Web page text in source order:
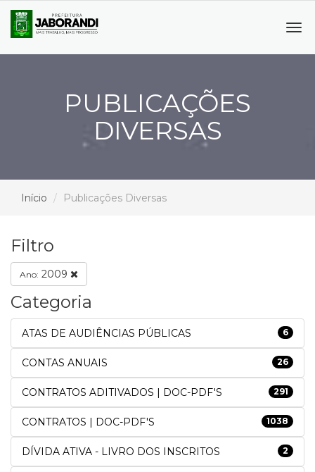
PUBLICAÇÕES
DIVERSAS
Início Publicações Diversas
Filtro
Ano: 2009
Categoria
ATAS DE AUDIÊNCIAS PÚBLICAS 6
CONTAS ANUAIS 26
CONTRATOS ADITIVADOS | DOC-PDF'S 291
CONTRATOS | DOC-PDF'S 1038
DÍVIDA ATIVA - LIVRO DOS INSCRITOS 2